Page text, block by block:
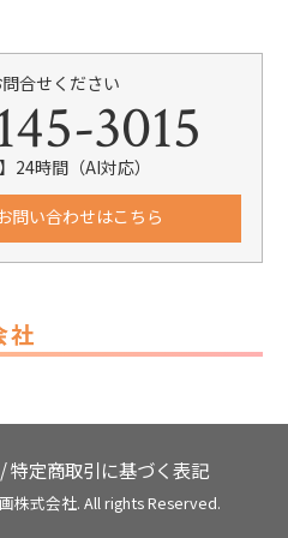
合せください
3015
24時間（AI対応）
問い合わせはこちら
/特定商取引に基づく表記
株式会社. All rights Reserved.